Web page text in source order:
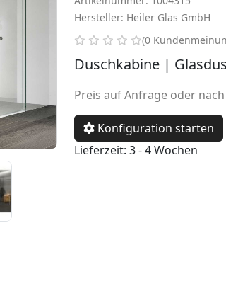
Hersteller: Heiler Glas GmbH
0 von 5 Sternen
(0
Duschkabine |
Preis auf Anfrage oder
Konfiguration starten
Lieferzeit: 3 - 4 Wochen